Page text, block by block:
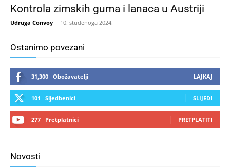
Kontrola zimskih guma i lanaca u Austriji
Udruga Convoy - 10. studenoga 2024.
Ostanimo povezani
31,300 Obožavatelji LAJKAJ
101 Sljedbenici SLIJEDI
277 Pretplatnici PRETPLATITI
Novosti